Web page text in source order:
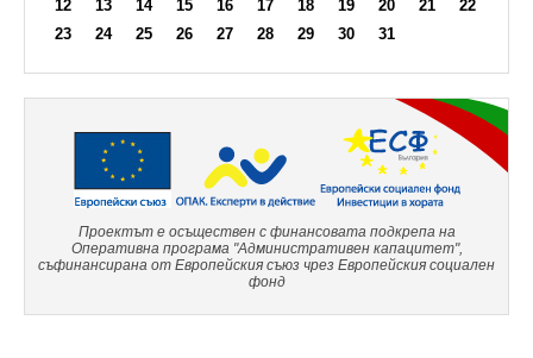
12
13 14 15 16 17 18 19 20 21
22
23
24 25 26 27 28 29 30 31
Проектът е осъществен с финансовата подкрепа на
Оперативна програма "Административен капацитет",
съфинансирана от Европейския съюз чрез Европейския социален
фонд